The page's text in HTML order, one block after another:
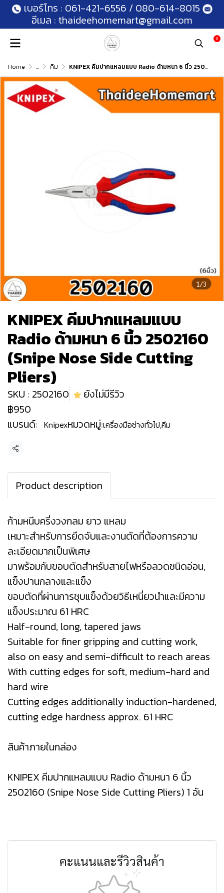
เบอร์โทร : 061-421-6556 / 080-614-8015
อีเมล : thaideehomemart@gmail.com
0
Home ... คีม KNIPEX คีมปากแหลมแบบ Radio ด้ามหนา 6 นิ้ว 2502160 (Snipe Nose Side Cutting Pliers)
1/3
KNIPEX คีมปากแหลมแบบ
Radio ด้ามหนา 6 นิ้ว 2502160
(Snipe Nose Side Cutting
Pliers)
SKU : 2502160
ยังไม่มีรีวิว
฿950
แบรนด์: Knipexหมวดหมู่:เครื่องมือช่างทั่วไป,คีม
แชร์
Product description
ก้ามหนีบครี่งวงกลม ยาว แหลม
เหมาะสำหรับการยึดจับและงานตัดที่ต้องการความ
ละเอียดมากเป็นพิเศษ
มาพร้อมกับขอบตัดสำหรับสายไฟหรือลวดชนิดอ่อน,
แข็งปานกลางและแข็ง
ขอบตัดที่ผ่านการชุบแข็งด้วยวิธีเหนี่ยวนำและมีความ
แข็งประมาณ 61 HRC
Half-round, long, tapered jaws
Suitable for finer gripping and cutting work,
also on easy and semi-difficult to reach areas
With cutting edges for soft, medium-hard and
hard wire
Cutting edges additionally induction-hardened,
cutting edge hardness approx. 61 HRC
สินค้าภายในกล่อง
KNIPEX คีมปากแหลมแบบ Radio ด้ามหนา 6 นิ้ว
2502160 (Snipe Nose Side Cutting Pliers) 1 อัน
คะแนนและรีวิวสินค้า